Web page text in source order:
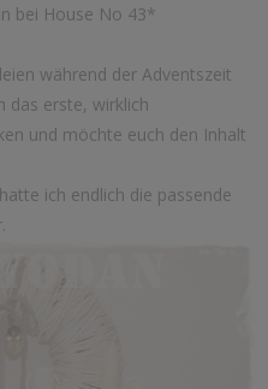
bei House No 43*
während der Adventszeit
das erste, wirklich
und möchte euch den Inhalt
ich endlich die passende